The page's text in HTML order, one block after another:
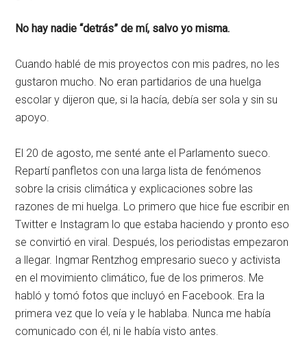
No hay nadie “detrás” de mí, salvo yo misma.
Cuando hablé de mis proyectos con mis padres, no les
gustaron mucho. No eran partidarios de una huelga
escolar y dijeron que, si la hacía, debía ser sola y sin su
apoyo.
El 20 de agosto, me senté ante el Parlamento sueco.
Repartí panfletos con una larga lista de fenómenos
sobre la crisis climática y explicaciones sobre las
razones de mi huelga. Lo primero que hice fue escribir en
Twitter e Instagram lo que estaba haciendo y pronto eso
se convirtió en viral. Después, los periodistas empezaron
a llegar. Ingmar Rentzhog empresario sueco y activista
en el movimiento climático, fue de los primeros. Me
habló y tomó fotos que incluyó en Facebook. Era la
primera vez que lo veía y le hablaba. Nunca me había
comunicado con él, ni le había visto antes.